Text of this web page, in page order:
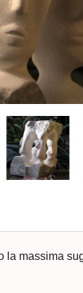
la massima